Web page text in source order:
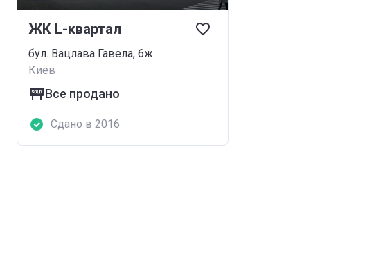
ЖК L-квартал
бул. Вацлава Гавела, 6ж
Киев
Все продано
Сдано в 2016